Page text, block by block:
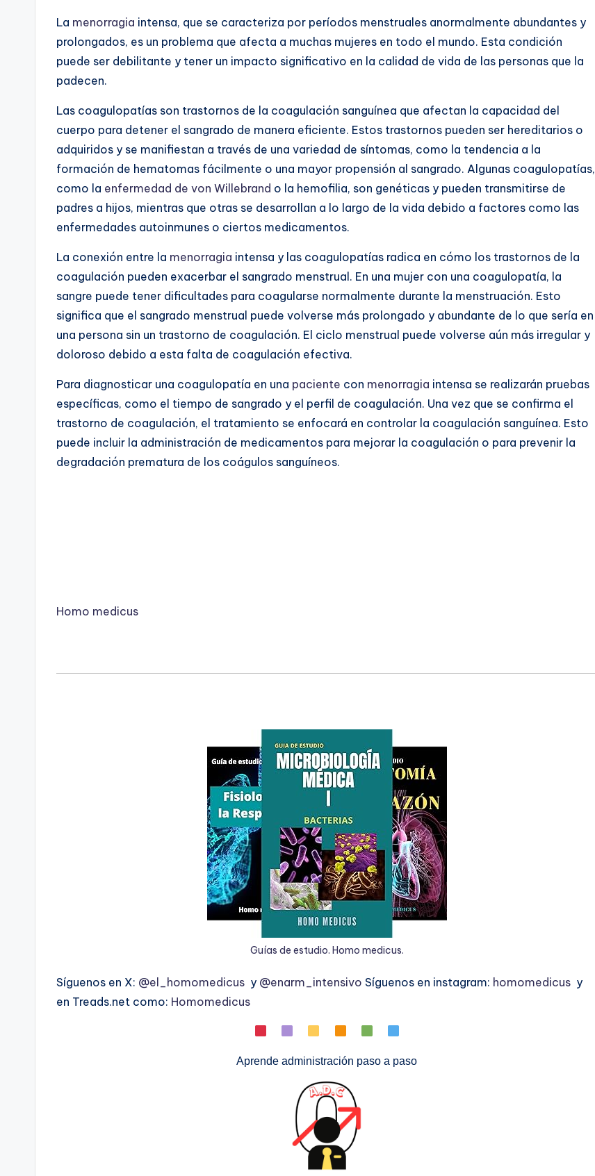
La menorragia intensa, que se caracteriza por períodos menstruales anormalmente abundantes y
prolongados, es un problema que afecta a muchas mujeres en todo el mundo. Esta condición
puede ser debilitante y tener un impacto significativo en la calidad de vida de las personas que la
padecen.
Las coagulopatías son trastornos de la coagulación sanguínea que afectan la capacidad del
cuerpo para detener el sangrado de manera eficiente. Estos trastornos pueden ser hereditarios o
adquiridos y se manifiestan a través de una variedad de síntomas, como la tendencia a la
formación de hematomas fácilmente o una mayor propensión al sangrado. Algunas coagulopatías,
como la enfermedad de von Willebrand o la hemofilia, son genéticas y pueden transmitirse de
padres a hijos, mientras que otras se desarrollan a lo largo de la vida debido a factores como las
enfermedades autoinmunes o ciertos medicamentos.
La conexión entre la menorragia intensa y las coagulopatías radica en cómo los trastornos de la
coagulación pueden exacerbar el sangrado menstrual. En una mujer con una coagulopatía, la
sangre puede tener dificultades para coagularse normalmente durante la menstruación. Esto
significa que el sangrado menstrual puede volverse más prolongado y abundante de lo que sería en
una persona sin un trastorno de coagulación. El ciclo menstrual puede volverse aún más irregular y
doloroso debido a esta falta de coagulación efectiva.
Para diagnosticar una coagulopatía en una paciente con menorragia intensa se realizarán pruebas
específicas, como el tiempo de sangrado y el perfil de coagulación. Una vez que se confirma el
trastorno de coagulación, el tratamiento se enfocará en controlar la coagulación sanguínea. Esto
puede incluir la administración de medicamentos para mejorar la coagulación o para prevenir la
degradación prematura de los coágulos sanguíneos.
Homo medicus
Guías de estudio. Homo medicus.
Síguenos en X: @el_homomedicus y @enarm_intensivo Síguenos en instagram: homomedicus y
en Treads.net como: Homomedicus
Aprende administración paso a paso